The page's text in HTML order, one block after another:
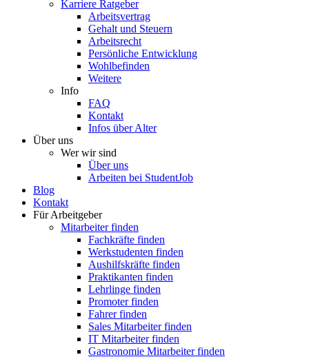
Karriere Ratgeber
Arbeitsvertrag
Gehalt und Steuern
Arbeitsrecht
Persönliche Entwicklung
Wohlbefinden
Weitere
Info
FAQ
Kontakt
Infos über Alter
Über uns
Wer wir sind
Über uns
Arbeiten bei StudentJob
Blog
Kontakt
Für Arbeitgeber
Mitarbeiter finden
Fachkräfte finden
Werkstudenten finden
Aushilfskräfte finden
Praktikanten finden
Lehrlinge finden
Promoter finden
Fahrer finden
Sales Mitarbeiter finden
IT Mitarbeiter finden
Gastronomie Mitarbeiter finden